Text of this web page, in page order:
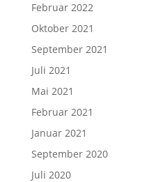
Februar 2022
Oktober 2021
September 2021
Juli 2021
Mai 2021
Februar 2021
Januar 2021
September 2020
Juli 2020